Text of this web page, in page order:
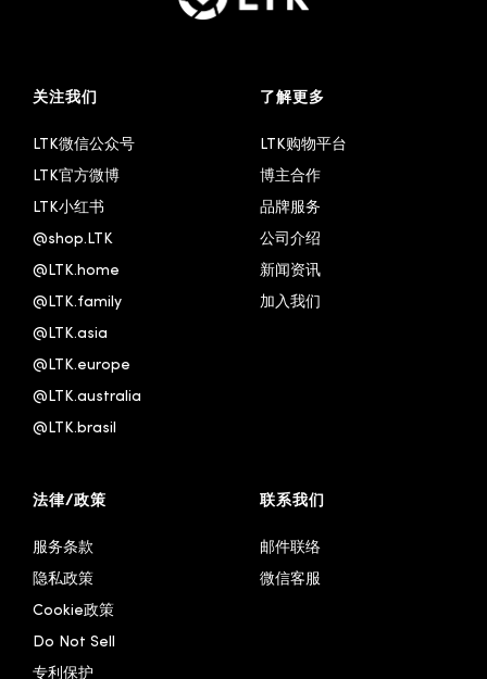
关注我们
LTK微信公众号
LTK官方微博
LTK小红书
@shop.LTK
@LTK.home
@LTK.family
@LTK.asia
@LTK.europe
@LTK.australia
@LTK.brasil
了解更多
LTK购物平台
博主合作
品牌服务
公司介绍
新闻资讯
加入我们
法律/政策
服务条款
隐私政策
Cookie政策
Do Not Sell
专利保护
联系我们
邮件联络
微信客服